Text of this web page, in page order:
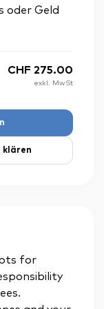
oder Geld
CHF 275.00
exkl. MwSt
klären
for